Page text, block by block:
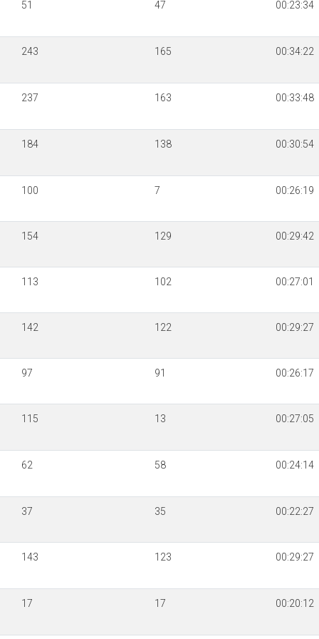
51 47 00:23:34
243 165 00:34:22
237 163 00:33:48
184 138 00:30:54
100 7 00:26:19
154 129 00:29:42
113 102 00:27:01
142 122 00:29:27
97 91 00:26:17
115 13 00:27:05
62 58 00:24:14
37 35 00:22:27
143 123 00:29:27
17 17 00:20:12